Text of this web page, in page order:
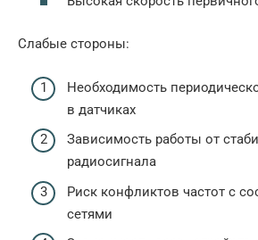
Слабые стороны:
Необходимость
в датчиках
Зависимость работы от
радиосигнала
Риск конфликтов частот с
сетями